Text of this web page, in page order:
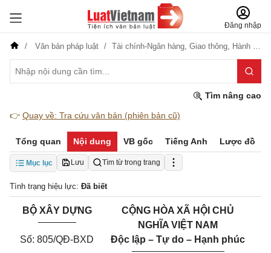
Đăng nhập
Văn bản pháp luật Tài chính-Ngân hàng, Giao thông, Hành chính
Tìm nâng cao
👉 Quay về: Tra cứu văn bản (phiên bản cũ)
Tổng quan Nội dung VB gốc Tiếng Anh Lược đồ
Mục lục Lưu Tìm từ trong trang
Tình trạng hiệu lực: Đã biết
BỘ XÂY DỰNG
_______
Số: 805/QĐ-BXD
CỘNG HÒA XÃ HỘI CHỦ
NGHĨA VIỆT NAM
Độc lập – Tự do – Hạnh phúc
_________________